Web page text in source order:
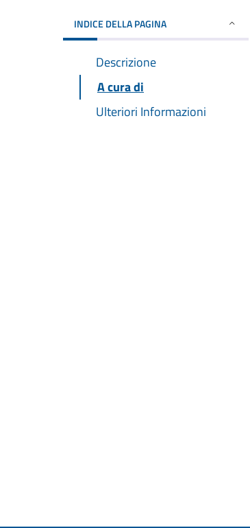
INDICE DELLA PAGINA
Descrizione
A cura di
Ulteriori Informazioni